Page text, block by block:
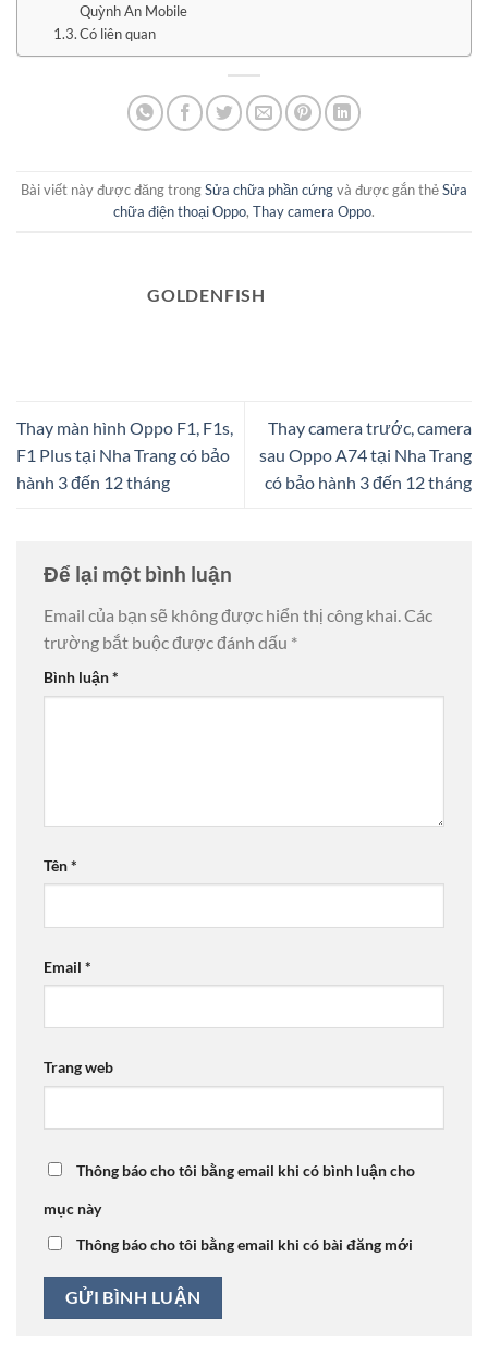
Quỳnh An Mobile
Có liên quan
Bài viết này được đăng trongSửa chữa phần cứngvà được gắn thẻSửa
chữa điện thoại Oppo, Thay camera Oppo.
GOLDENFISH
Thay màn hình Oppo F1, F1s,
F1 Plus tại Nha Trang có bảo
hành 3 đến 12 tháng
Thay camera trước, camera
sau Oppo A74 tại Nha Trang
có bảo hành 3 đến 12 tháng
Để lại một bình luận
Email của bạn sẽ không được hiển thị công khai.Các
trường bắt buộc được đánh dấu *
Bình luận*
Tên*
Email *
Trang web
Thông báo cho tôi bằng email khi có bình luận cho
mục này
Thông báo cho tôi bằng email khi có bài đăng mới